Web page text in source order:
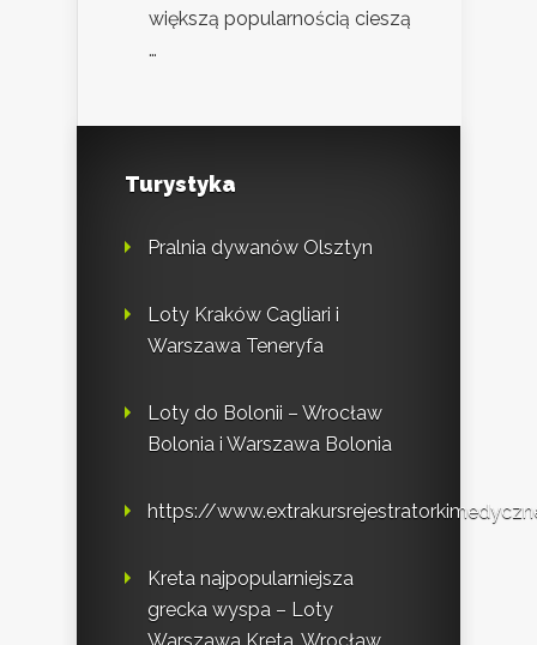
większą popularnością cieszą
…
Turystyka
Pralnia dywanów Olsztyn
Loty Kraków Cagliari i
Warszawa Teneryfa
Loty do Bolonii – Wrocław
Bolonia i Warszawa Bolonia
https://
Kreta najpopularniejsza
grecka wyspa – Loty